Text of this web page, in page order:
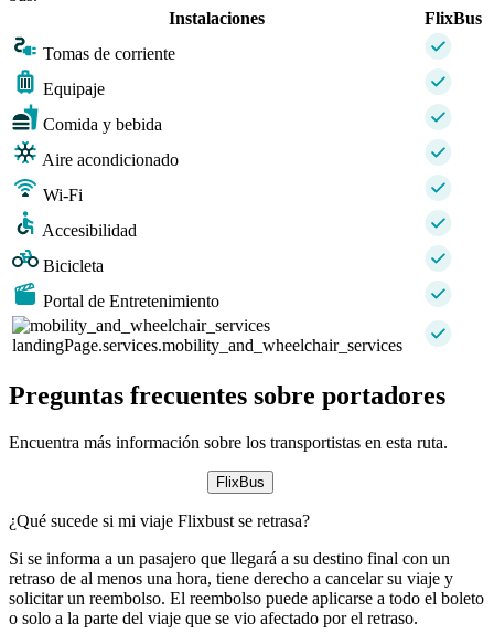
Instalaciones
FlixBus
Tomas de corriente
Equipaje
Comida y bebida
Aire acondicionado
Wi-Fi
Accesibilidad
Bicicleta
Portal de Entretenimiento
landingPage.services.mobility_and_wheelchair_services
Preguntas frecuentes sobre portadores
Encuentra más información sobre los transportistas en esta ruta.
FlixBus
¿Qué sucede si mi viaje Flixbust se retrasa?
Si se informa a un pasajero que llegará a su destino final con un
retraso de al menos una hora, tiene derecho a cancelar su viaje y
solicitar un reembolso. El reembolso puede aplicarse a todo el boleto
o solo a la parte del viaje que se vio afectado por el retraso.